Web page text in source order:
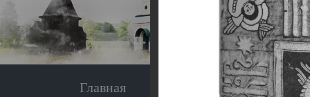
Главная Экскурсия